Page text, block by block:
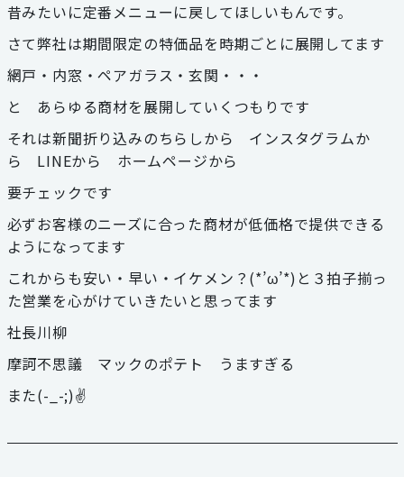
代表電話
059-324-3068
059-324-3068
桑員エリア直通
昔みたいに定番メニューに戻してほしいもんです。
さて弊社は期間限定の特価品を時期ごとに展開してます
網戸・内窓・ペアガラス・玄関・・・
と あらゆる商材を展開していくつもりです
それは新聞折り込みのちらしから インスタグラムか
ら LINEから ホームページから
要チェックです
必ずお客様のニーズに合った商材が低価格で提供できる
ようになってます
これからも安い・早い・イケメン？(*’ω’*)と３拍子揃っ
た営業を心がけていきたいと思ってます
社長川柳
摩訶不思議 マックのポテト うますぎる
また(-_-;)✌